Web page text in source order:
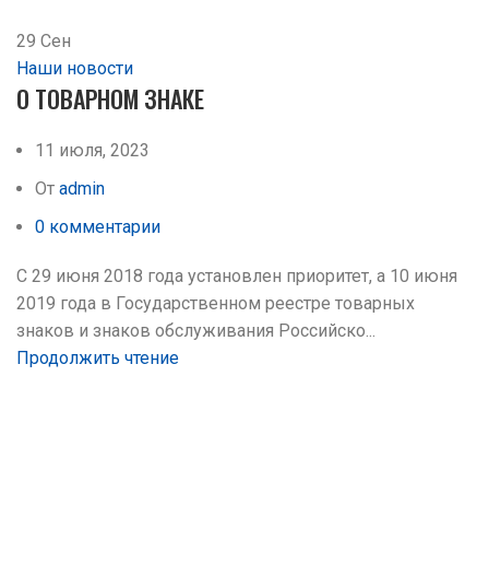
29 Сен
Наши новости
О ТОВАРНОМ ЗНАКЕ
11 июля, 2023
От admin
0 комментарии
С 29 июня 2018 года установлен приоритет, а 10 июня
2019 года в Государственном реестре товарных
знаков и знаков обслуживания Российско...
Продолжить чтение